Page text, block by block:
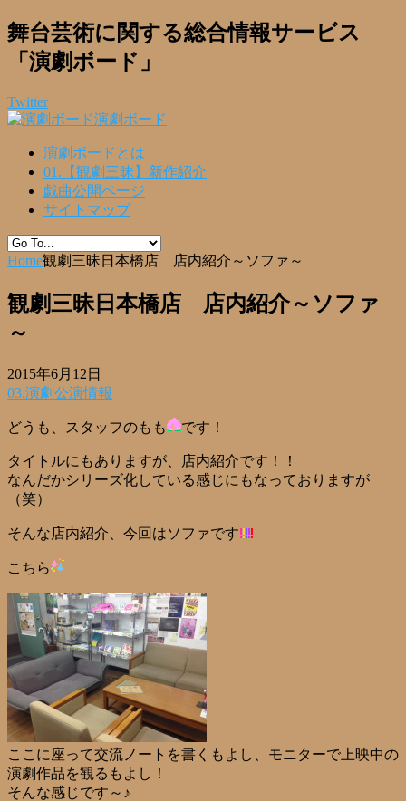
舞台芸術に関する総合情報サービス
「演劇ボード」
Twitter
演劇ボード
演劇ボードとは
01.【観劇三昧】新作紹介
戯曲公開ページ
サイトマップ
Home観劇三昧日本橋店 店内紹介～ソファ～
観劇三昧日本橋店 店内紹介～ソファ
～
2015年6月12日
03.演劇公演情報
どうも、スタッフのもも です！
タイトルにもありますが、店内紹介です！！
なんだかシリーズ化している感じにもなっておりますが
（笑）
そんな店内紹介、今回はソファです
こちら
ここに座って交流ノートを書くもよし、モニターで上映中の
演劇作品を観るもよし！
そんな感じです～♪